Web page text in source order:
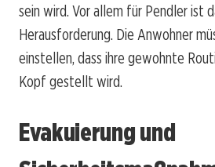
sein wird. Vor allem für Pendler ist
Herausforderung. Die Anwohner
einstellen, dass ihre gewohnte
Kopf gestellt wird.
Evakuierung und